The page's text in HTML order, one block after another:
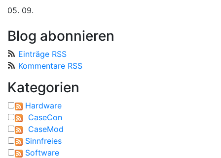
05. 09.
Blog abonnieren
Einträge RSS
Kommentare RSS
Kategorien
Hardware
CaseCon
CaseMod
Sinnfreies
Software